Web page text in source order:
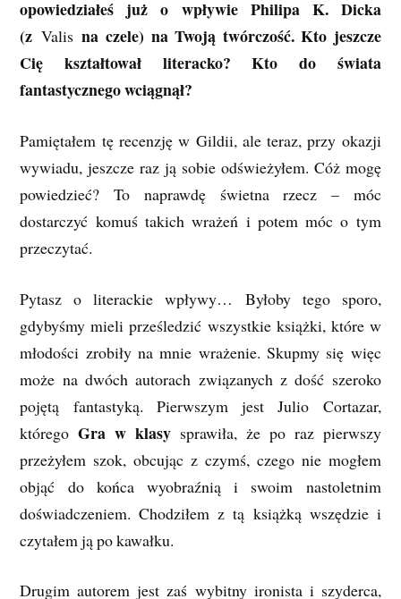
opowiedziałeś już o wpływie Philipa K. Dicka
(z Valisna czele) na Twoją twórczość. Kto jeszcze
Cię kształtował literacko? Kto do świata
fantastycznego wciągnął?
Pamiętałem tę recenzję w Gildii, ale teraz, przy okazji
wywiadu, jeszcze raz ją sobie odświeżyłem. Cóż mogę
powiedzieć? To naprawdę świetna rzecz – móc
dostarczyć komuś takich wrażeń i potem móc o tym
przeczytać.
Pytasz o literackie wpływy… Byłoby tego sporo,
gdybyśmy mieli prześledzić wszystkie książki, które w
młodości zrobiły na mnie wrażenie. Skupmy się więc
może na dwóch autorach związanych z dość szeroko
pojętą fantastyką. Pierwszym jest Julio Cortazar,
któregoGra w klasy sprawiła, że po raz pierwszy
przeżyłem szok, obcując z czymś, czego nie mogłem
objąć do końca wyobraźnią i swoim nastoletnim
doświadczeniem. Chodziłem z tą książką wszędzie i
czytałem ją po kawałku.
Drugim autorem jest zaś wybitny ironista i szyderca,